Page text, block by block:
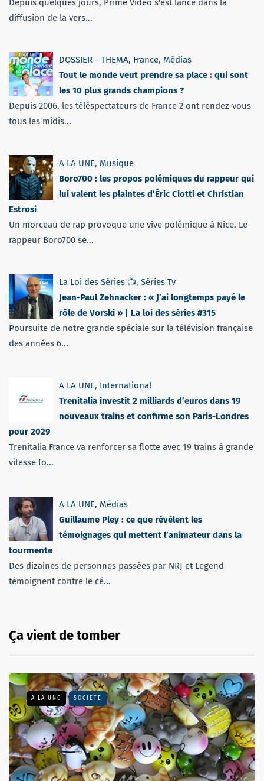
Depuis quelques jours, Prime Vidéo s'est lancé dans la
diffusion de la vers...
DOSSIER - THEMA, France, Médias
Tout le monde veut prendre sa place : qui sont
les 10 plus grands champions ?
Depuis 2006, les téléspectateurs de France 2 ont rendez-vous
tous les midis...
A LA UNE, Musique
Boro700 : les propos polémiques du rappeur qui
lui valent les plaintes d’Éric Ciotti et Christian
Estrosi
Un morceau de rap provoque une vive polémique à Nice. Le
rappeur Boro700 se...
La Loi des Séries 📺, Séries Tv
Jean-Paul Zehnacker : « J’ai longtemps payé le
rôle de Vorski » | La loi des séries #315
Poursuite de notre grande spéciale sur la télévision française
des années 6...
A LA UNE, International
Trenitalia investit 2 milliards d’euros dans 19
nouveaux trains et confirme son Paris-Londres
pour 2029
Trenitalia France va renforcer sa flotte avec 19 trains à grande
vitesse fo...
A LA UNE, Médias
Guillaume Pley : ce que révèlent les
témoignages qui mettent l’animateur dans la
tourmente
Des dizaines de personnes passées par NRJ et Legend
témoignent contre le cé...
Ça vient de tomber
A LA UNE SOCIÉTÉ